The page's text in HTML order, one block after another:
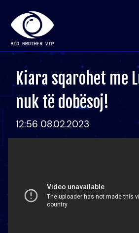
Kiara sqarohet me
nuk të dobësoj!
12:56 08.02.2023